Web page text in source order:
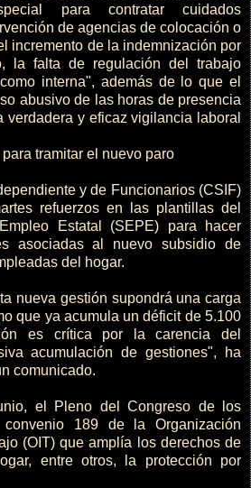
para contratar cuidados
de agencias de colocación o
incremento de la indemnización por
la falta de regulación del trabajo
interna", además de lo que el
abusivo de las horas de presencia
verdadera y eficaz vigilancia laboral
tramitar el nuevo paro
y de Funcionarios (CSIF)
refuerzos en las plantillas del
Estatal (SEPE) para hacer
asociadas al nuevo subsidio de
del hogar.
nueva gestión supondrá una carga
que ya acumula un déficit de 5.100
es crítica por la carencia del
acumulación de gestiones", ha
comunicado.
el Pleno del Congreso de los
189 de la Organización
(OIT) que amplía los derechos de
entre otros, la protección por